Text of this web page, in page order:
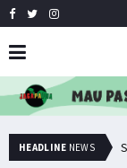
HEADLINE NEWS Pemuda PNG Deklarasi Dukungan untuk Papua Barat Lawan TNI/Polri